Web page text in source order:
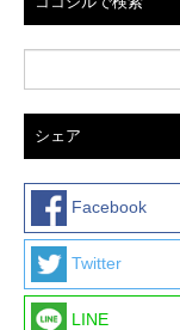
シェア
Facebook
Twitter
LINE